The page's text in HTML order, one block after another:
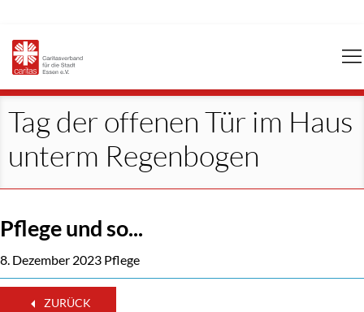
Tag der offenen Tür im Haus
unterm Regenbogen
Pflege und so...
8. Dezember 2023 Pflege
ZURÜCK